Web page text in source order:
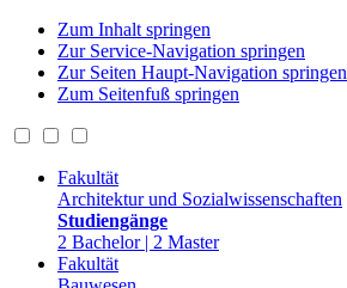
Zum Inhalt springen
Zur Service-Navigation springen
Zur Seiten Haupt-Navigation springen
Zum Seitenfuß springen
Fakultät
Architektur und Sozialwissenschaften
Studiengänge
2 Bachelor | 2 Master
Fakultät